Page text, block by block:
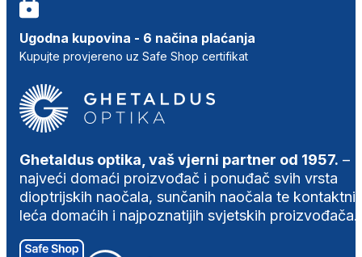
Ugodna kupovina - 6 načina plaćanja
Kupujte provjereno uz Safe Shop certifikat
Ghetaldus optika, vaš vjerni partner od 1957. –
najveći domaći proizvođač i ponuđač svih vrsta
dioptrijskih naočala, sunčanih naočala te
leća domaćih i najpoznatijih svjetskih proizvođača.